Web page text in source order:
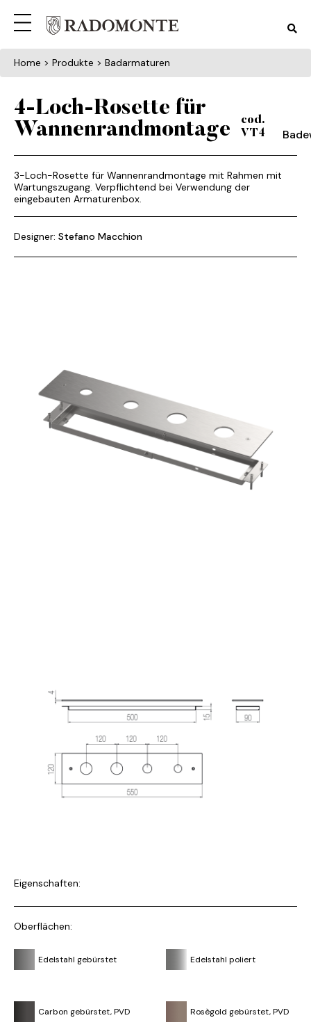
Home > Produkte > Badarmaturen
4-Loch-Rosette für
Wannenrandmontage
cod.
VT4
3-Loch-Rosette für Wannenrandmontage mit Rahmen mit
Wartungszugang. Verpflichtend bei Verwendung der
eingebauten Armaturenbox.
Designer: Stefano Macchion
Eigenschaften:
Oberflächen:
Edelstahl gebürstet Edelstahl poliert
Carbon gebürstet, PVD Rosègold gebürstet, PVD